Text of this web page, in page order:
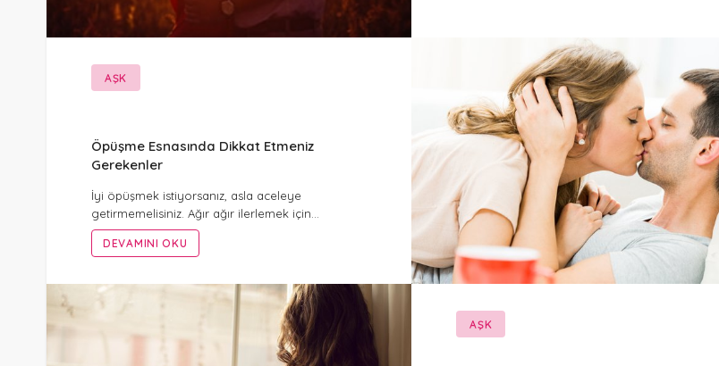
AŞK
Öpüşme Esnasında Dikkat Etmeniz
Gerekenler
İyi öpüşmek istiyorsanız, asla aceleye
getirmemelisiniz. Ağır ağır ilerlemek için…
DEVAMINI OKU
AŞK